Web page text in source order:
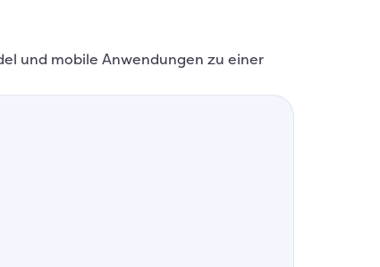
und mobile Anwendungen zu einer